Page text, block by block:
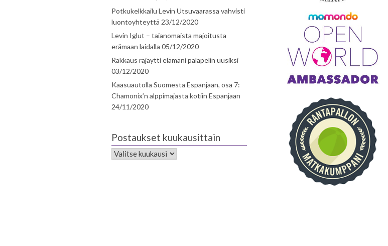
Potkukelkkailu Levin Utsuvaarassa vahvisti
luontoyhteyttä 23/12/2020
Levin Iglut – taianomaista majoitusta
erämaan laidalla 05/12/2020
Rakkaus räjäytti elämäni palapelin uusiksi
03/12/2020
Kaasuautolla Suomesta Espanjaan, osa 7:
Chamonix’n alppimajasta kotiin Espanjaan
24/11/2020
Postaukset kuukausittain